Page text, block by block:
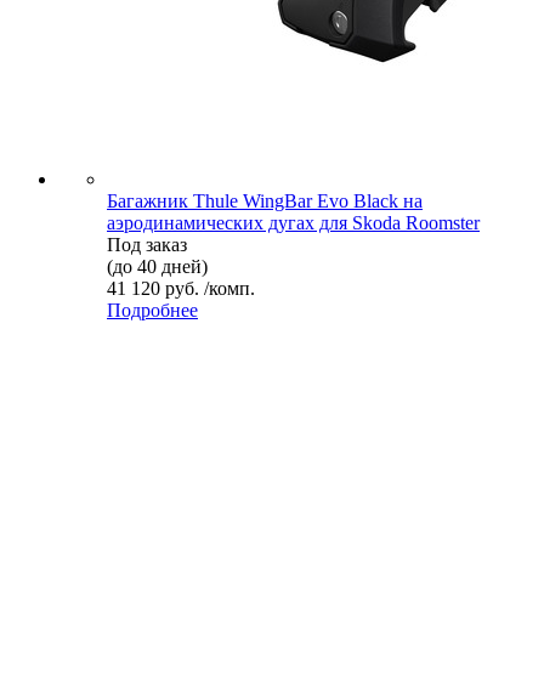
Багажник Thule WingBar Evo Black на
аэродинамических дугах для Skoda Roomster
Под заказ
(до 40 дней)
41 120 руб. /комп.
Подробнее